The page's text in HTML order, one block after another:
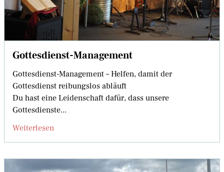
Gottesdienst-Management
Gottesdienst-Management – Helfen, damit der
Gottesdienst reibungslos abläuft
Du hast eine Leidenschaft dafür, dass unsere
Gottesdienste...
Weiterlesen